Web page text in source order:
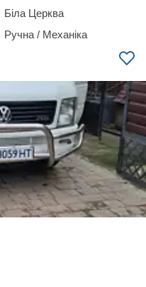
Біла Церква
Ручна / Механіка